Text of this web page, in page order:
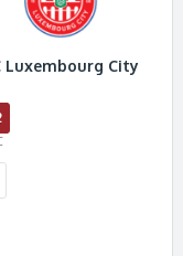
Luxembourg City